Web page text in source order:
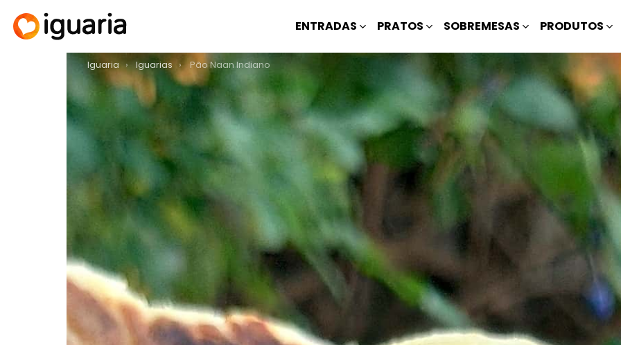
ENTRADAS PRATOS SOBREMESAS PRODUTOS
You are here:
Iguaria Iguarias Pão Naan Indiano